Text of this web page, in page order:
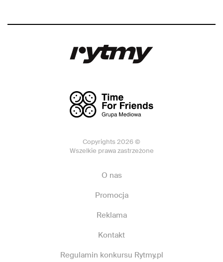
Copyrights 2026 ©
Wszelkie prawa zastrzeżone
O nas
Promocja
Reklama
Kontakt
Regulamin konkursu Rytmy.pl